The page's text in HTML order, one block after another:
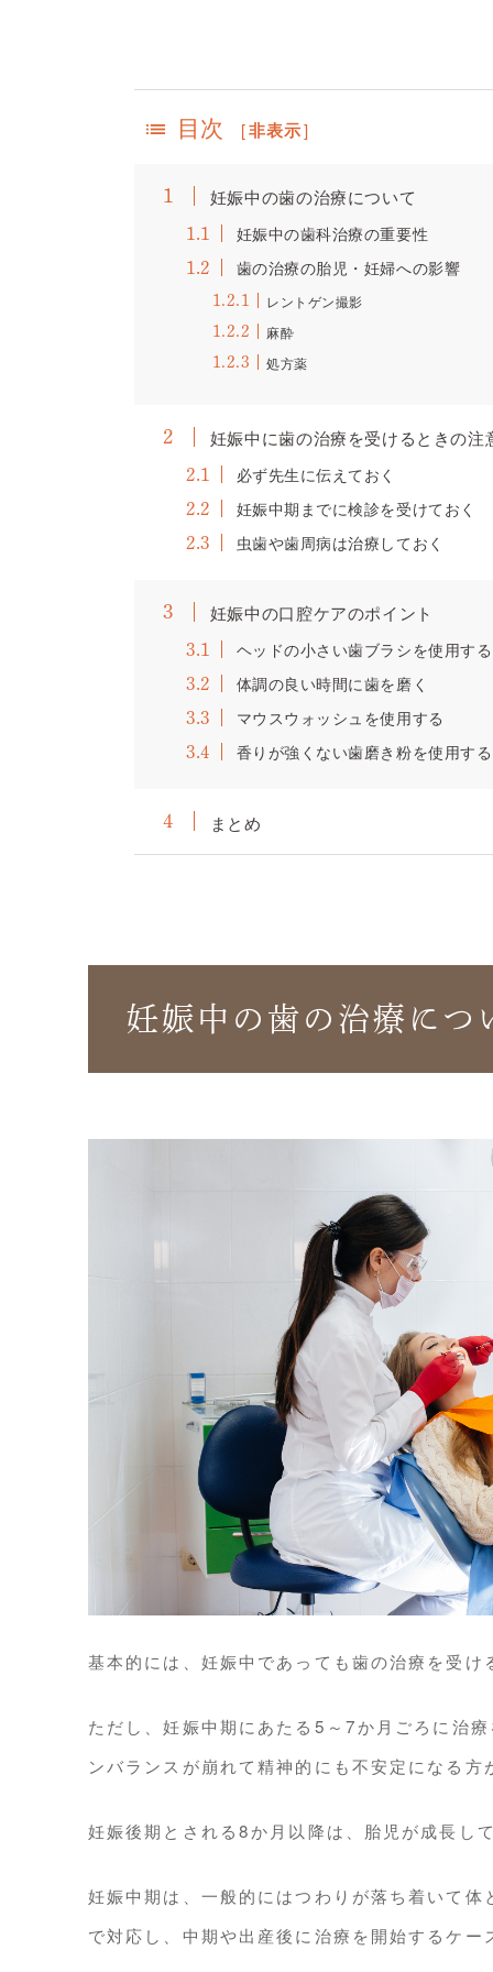
目次 [非表示]
1 妊娠中の歯の治療について
1.1 妊娠中の歯科治療の重要性
1.2 歯の治療の胎児・妊婦への影響
1.2.1 レントゲン撮影
1.2.2 麻酔
1.2.3 処方薬
2 妊娠中に歯の治療を受けるときの注
2.1 必ず先生に伝えておく
2.2 妊娠中期までに検診を受けておく
2.3 虫歯や歯周病は治療しておく
3 妊娠中の口腔ケアのポイント
3.1 ヘッドの小さい歯ブラシを使用する
3.2 体調の良い時間に歯を磨く
3.3 マウスウォッシュを使用する
3.4 香りが強くない歯磨き粉を使用する
4 まとめ
妊娠中の歯の治療につ
基本的には、妊娠中であっても歯の治療を受け
ただし、妊娠中期にあたる5～7か月ごろに治
ンバランスが崩れて精神的にも不安定になる
妊娠後期とされる8か月以降は、胎児が成長し
妊娠中期は、一般的にはつわりが落ち着いて
で対応し、中期や出産後に治療を開始するケー